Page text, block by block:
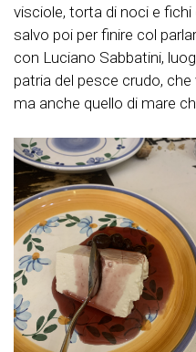
visciole, torta di noci e fichi
salvo poi per finire col
con Luciano Sabbatini,
patria del pesce crudo,
ma anche quello di mare